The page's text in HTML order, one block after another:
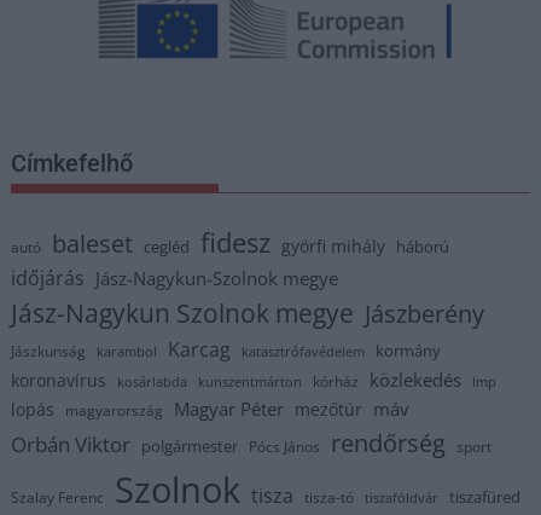
Címkefelhő
autó baleset cegléd fidesz györfi mihály háború
időjárás Jász-Nagykun-Szolnok megye
Jász-Nagykun Szolnok megye Jászberény
Jászkunság karambol Karcag katasztrófavédelem kormány
koronavírus kosárlabda kunszentmárton kórház közlekedés lmp
lopás magyarország Magyar Péter mezőtúr máv
Orbán Viktor polgármester Pócs János rendőrség sport
Szalay Ferenc Szolnok tisza tisza-tó tiszaföldvár tiszafüred